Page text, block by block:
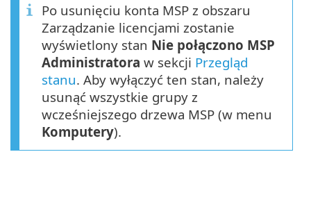
Po usunięciu konta MSP z obszaru
Zarządzanie licencjami zostanie
wyświetlony stan Nie połączono MSP
Administratora w sekcji Przegląd
stanu. Aby wyłączyć ten stan, należy
usunąć wszystkie grupy z
wcześniejszego drzewa MSP (w menu
Komputery).